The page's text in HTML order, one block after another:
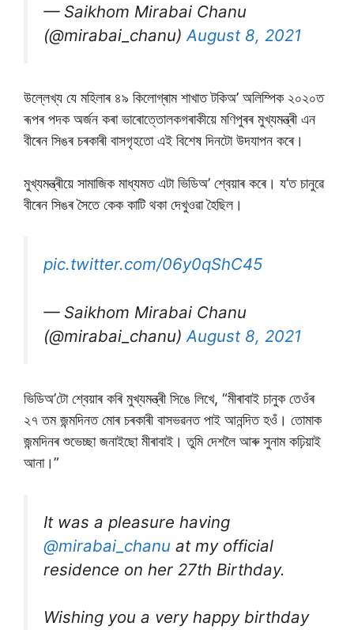
— Saikhom Mirabai Chanu
(@mirabai_chanu) August 8, 2021
উল্লেখ্য যে মহিলাৰ ৪৯ কিলোগ্ৰাম শাখাত টকিঅ’ অলিম্পিক ২০২০ত
ৰূপৰ পদক অৰ্জন কৰা ভাৰোত্তোলকগৰাকীয়ে মণিপুৰৰ মুখ্যমন্ত্ৰী এন
বীৰেন সিঙৰ চৰকাৰী বাসগৃহতাে এই বিশেষ দিনটো উদযাপন কৰে।
মুখ্যমন্ত্ৰীয়ে সামাজিক মাধ্যমত এটা ভিডিঅ’ শ্বেয়াৰ কৰে। য’ত চানুৱে
বীৰেন সিঙৰ সৈতে কেক কাটি থকা দেখুওৱা হৈছিল।
pic.twitter.com/06y0qShC45
— Saikhom Mirabai Chanu
(@mirabai_chanu) August 8, 2021
ভিডিঅ’টো শ্বেয়াৰ কৰি মুখ্যমন্ত্ৰী সিঙে লিখে, “মীৰাবাই চানুক তেওঁৰ
২৭ তম জন্মদিনত মোৰ চৰকাৰী বাসভৱনত পাই আনন্দিত হওঁ। তোমাক
জন্মদিনৰ শুভেচ্ছা জনাইছো মীৰাবাই। তুমি দেশলৈ আৰু সুনাম কঢ়িয়াই
আনা।”
It was a pleasure having
@mirabai_chanu at my official
residence on her 27th Birthday.
Wishing you a very happy birthday